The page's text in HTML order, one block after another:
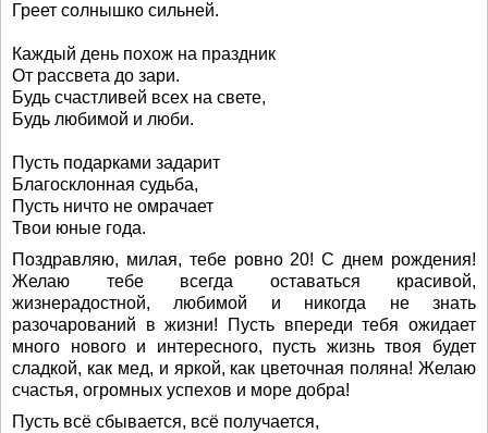
Греет солнышко сильней.
Каждый день похож на праздник
От рассвета до зари.
Будь счастливей всех на свете,
Будь любимой и люби.
Пусть подарками задарит
Благосклонная судьба,
Пусть ничто не омрачает
Твои юные года.
Поздравляю, милая, тебе ровно 20! С днем рождения!
Желаю тебе всегда оставаться красивой,
жизнерадостной, любимой и никогда не знать
разочарований в жизни! Пусть впереди тебя ожидает
много нового и интересного, пусть жизнь твоя будет
сладкой, как мед, и яркой, как цветочная поляна! Желаю
счастья, огромных успехов и море добра!
Пусть всё сбывается, всё получается,